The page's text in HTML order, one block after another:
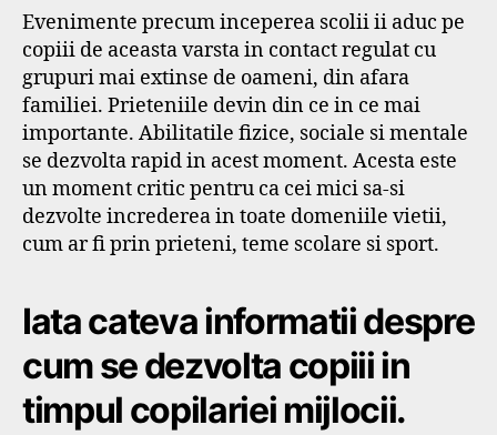
Evenimente precum inceperea scolii ii aduc pe
copiii de aceasta varsta in contact regulat cu
grupuri mai extinse de oameni, din afara
familiei. Prieteniile devin din ce in ce mai
importante. Abilitatile fizice, sociale si mentale
se dezvolta rapid in acest moment. Acesta este
un moment critic pentru ca cei mici sa-si
dezvolte increderea in toate domeniile vietii,
cum ar fi prin prieteni, teme scolare si sport.
Iata cateva informatii despre
cum se dezvolta copiii in
timpul copilariei mijlocii.